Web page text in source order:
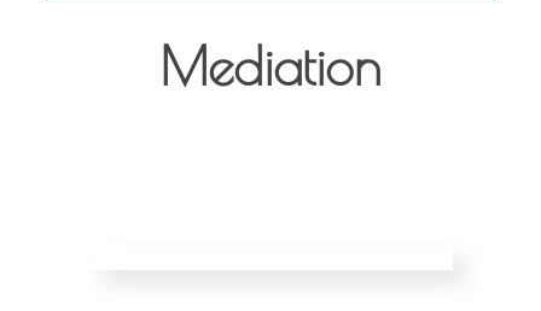
Mediation